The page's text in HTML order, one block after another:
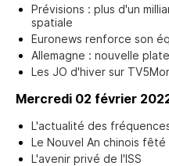
Prévisions : plus d'un
spatiale
Euronews renforce son
Allemagne : nouvelle
Les JO d'hiver sur
Mercredi 02 février
L'actualité des
Le Nouvel An chinois fêté
L'avenir privé de l'ISS